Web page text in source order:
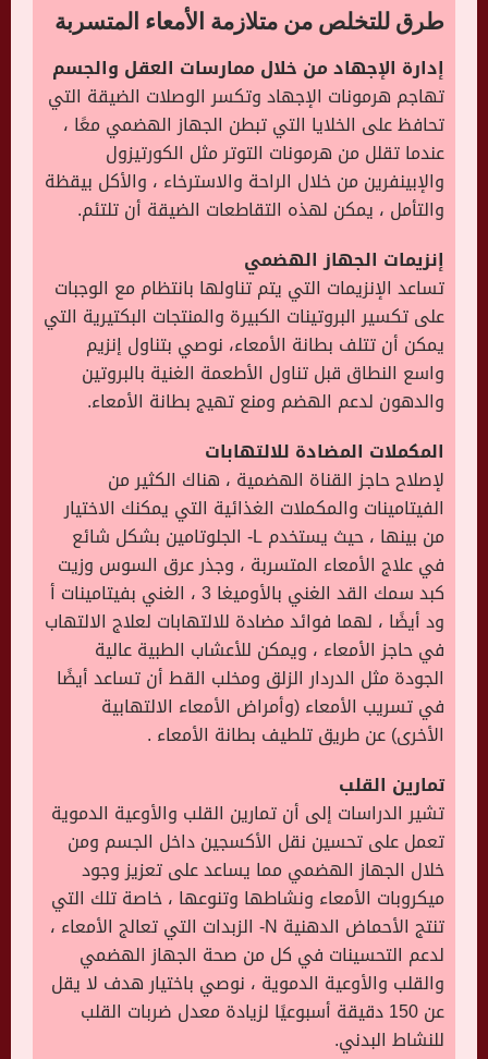
طرق للتخلص من متلازمة الأمعاء المتسربة
إدارة الإجهاد من خلال ممارسات العقل والجسم
تهاجم هرمونات الإجهاد وتكسر الوصلات الضيقة التي
تحافظ على الخلايا التي تبطن الجهاز الهضمي معًا ،
عندما تقلل من هرمونات التوتر مثل الكورتيزول
والإبينفرين من خلال الراحة والاسترخاء ، والأكل بيقظة
والتأمل ، يمكن لهذه التقاطعات الضيقة أن تلتئم.
إنزيمات الجهاز الهضمي
تساعد الإنزيمات التي يتم تناولها بانتظام مع الوجبات
على تكسير البروتينات الكبيرة والمنتجات البكتيرية التي
يمكن أن تتلف بطانة الأمعاء، نوصي بتناول إنزيم
واسع النطاق قبل تناول الأطعمة الغنية بالبروتين
والدهون لدعم الهضم ومنع تهيج بطانة الأمعاء.
المكملات المضادة للالتهابات
لإصلاح حاجز القناة الهضمية ، هناك الكثير من
الفيتامينات والمكملات الغذائية التي يمكنك الاختيار
من بينها ، حيث يستخدم L- الجلوتامين بشكل شائع
في علاج الأمعاء المتسربة ، وجذر عرق السوس وزيت
كبد سمك القد الغني بالأوميغا 3 ، الغني بفيتامينات أ
ود أيضًا ، لهما فوائد مضادة للالتهابات لعلاج الالتهاب
في حاجز الأمعاء ، ويمكن للأعشاب الطبية عالية
الجودة مثل الدردار الزلق ومخلب القط أن تساعد أيضًا
في تسريب الأمعاء (وأمراض الأمعاء الالتهابية
الأخرى) عن طريق تلطيف بطانة الأمعاء .
تمارين القلب
تشير الدراسات إلى أن تمارين القلب والأوعية الدموية
تعمل على تحسين نقل الأكسجين داخل الجسم ومن
خلال الجهاز الهضمي مما يساعد على تعزيز وجود
ميكروبات الأمعاء ونشاطها وتنوعها ، خاصة تلك التي
تنتج الأحماض الدهنية N- الزبدات التي تعالج الأمعاء ،
لدعم التحسينات في كل من صحة الجهاز الهضمي
والقلب والأوعية الدموية ، نوصي باختيار هدف لا يقل
عن 150 دقيقة أسبوعيًا لزيادة معدل ضربات القلب
للنشاط البدني.